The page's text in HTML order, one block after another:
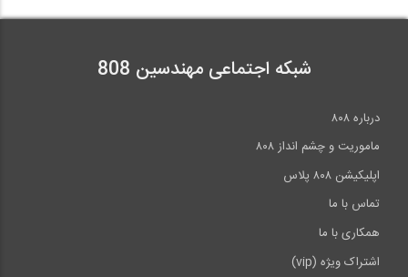
شبکه اجتماعی مهندسین 808
درباره ۸۰۸
ماموریت و چشم انداز ۸۰۸
اپلیکیشن ۸۰۸ پلاس
تماس با ما
همکاری با ما
اشتراک ویژه (vip)